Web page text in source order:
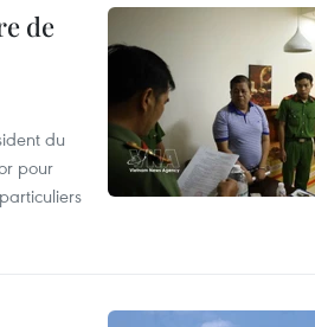
de
du
pour